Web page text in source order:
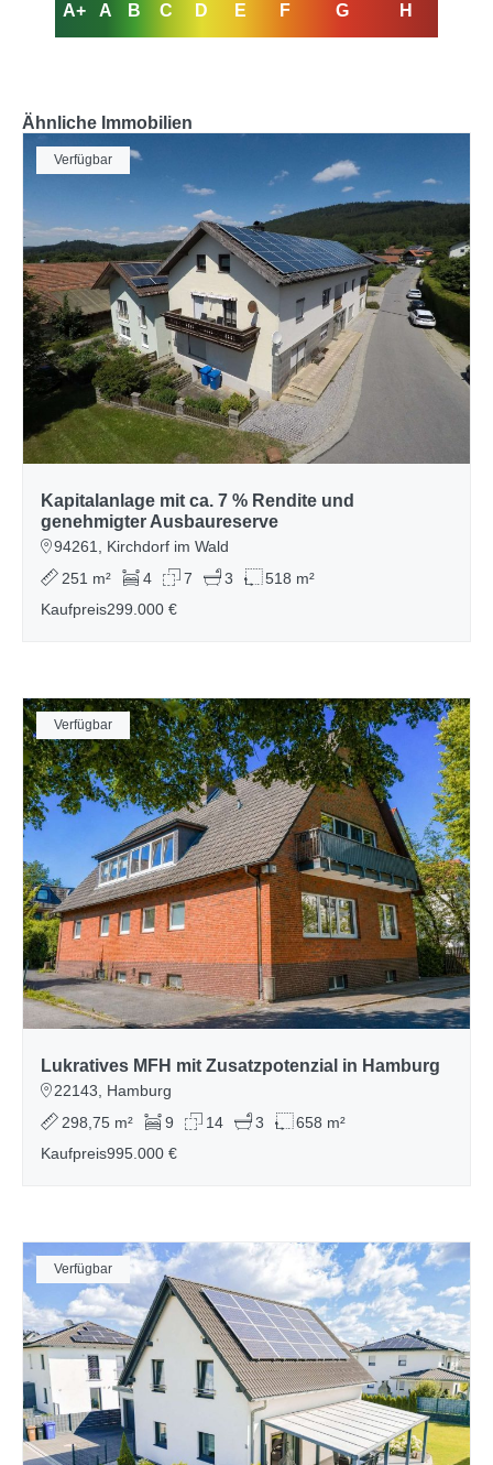
A+ A B C D E F G H
Ähnliche Immobilien
Verfügbar
Kapitalanlage mit ca. 7 % Rendite und
genehmigter Ausbaureserve
94261, Kirchdorf im Wald
251 m²
4 7 3
518 m²
Kaufpreis299.000 €
Verfügbar
Lukratives MFH mit Zusatzpotenzial in Hamburg
22143, Hamburg
298,75 m²
9 14 3
658 m²
Kaufpreis995.000 €
Verfügbar